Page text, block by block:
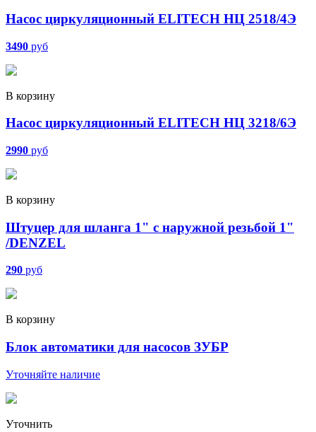
Насос циркуляционный ELITECH НЦ 2518/4Э
3490 руб
В корзину
Насос циркуляционный ELITECH НЦ 3218/6Э
2990 руб
В корзину
Штуцер для шланга 1" с наружной резьбой 1"
/DENZEL
290 руб
В корзину
Блок автоматики для насосов ЗУБР
Уточняйте наличие
Уточнить